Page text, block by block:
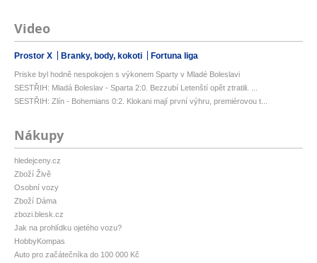
Video
Prostor X Branky, body, kokoti Fortuna liga
Priske byl hodně nespokojen s výkonem Sparty v Mladé Boleslavi
SESTŘIH: Mladá Boleslav - Sparta 2:0. Bezzubí Letenští opět ztratili. ...
SESTŘIH: Zlín - Bohemians 0:2. Klokani mají první výhru, premiérovou t...
Nákupy
hledejceny.cz
Zboží Živě
Osobní vozy
Zboží Dáma
zbozi.blesk.cz
Jak na prohlídku ojetého vozu?
HobbyKompas
Auto pro začátečníka do 100 000 Kč